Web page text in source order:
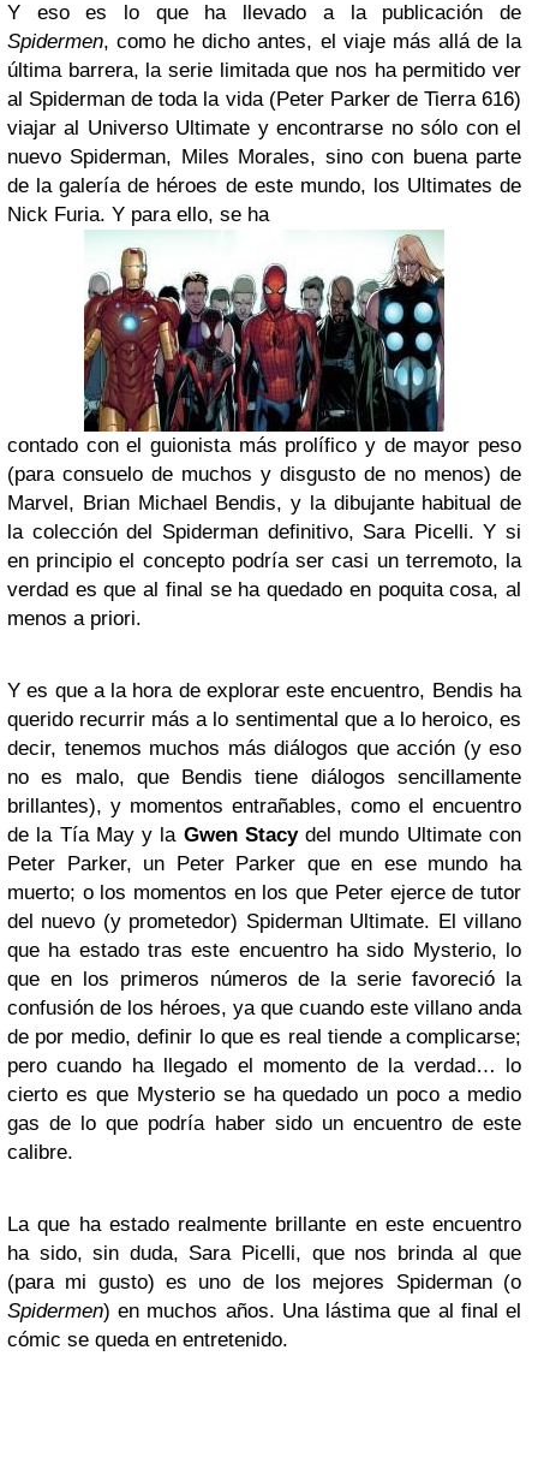
Y eso es lo que ha llevado a la publicación de
Spidermen, como he dicho antes, el viaje más allá de la
última barrera, la serie limitada que nos ha permitido ver
al Spiderman de toda la vida (Peter Parker de Tierra 616)
viajar al Universo Ultimate y encontrarse no sólo con el
nuevo Spiderman, Miles Morales, sino con buena parte
de la galería de héroes de este mundo, los Ultimates de
Nick Furia. Y para ello, se ha
contado con el guionista más prolífico y de mayor peso
(para consuelo de muchos y disgusto de no menos) de
Marvel, Brian Michael Bendis, y la dibujante habitual de
la colección del Spiderman definitivo, Sara Picelli. Y si
en principio el concepto podría ser casi un terremoto, la
verdad es que al final se ha quedado en poquita cosa, al
menos a priori.
Y es que a la hora de explorar este encuentro, Bendis ha
querido recurrir más a lo sentimental que a lo heroico, es
decir, tenemos muchos más diálogos que acción (y eso
no es malo, que Bendis tiene diálogos sencillamente
brillantes), y momentos entrañables, como el encuentro
de la Tía May y la Gwen Stacydel mundo Ultimate con
Peter Parker, un Peter Parker que en ese mundo ha
muerto; o los momentos en los que Peter ejerce de tutor
del nuevo (y prometedor) Spiderman Ultimate. El villano
que ha estado tras este encuentro ha sido Mysterio, lo
que en los primeros números de la serie favoreció la
confusión de los héroes, ya que cuando este villano anda
de por medio, definir lo que es real tiende a complicarse;
pero cuando ha llegado el momento de la verdad… lo
cierto es que Mysterio se ha quedado un poco a medio
gas de lo que podría haber sido un encuentro de este
calibre.
La que ha estado realmente brillante en este encuentro
ha sido, sin duda, Sara Picelli, que nos brinda al que
(para mi gusto) es uno de los mejores Spiderman (o
Spidermen) en muchos años. Una lástima que al final el
cómic se queda en entretenido.